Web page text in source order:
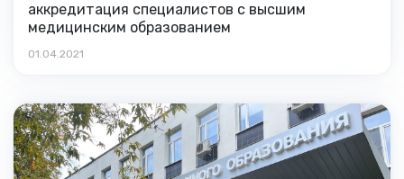
аккредитация специалистов с высшим
медицинским образованием
01.04.2021